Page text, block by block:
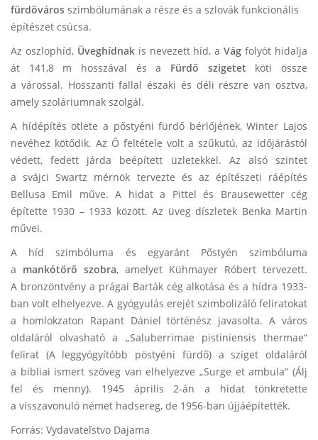
fürdőváros szimbólumának a része és a szlovák funkcionális
építészet csúcsa.
Az oszlophíd, ­Üveghídnak is nevezett híd, aVág folyót hidalja
át 141,8 m hosszával és a Fürdő szigetet
köti össze
a várossal. Hosszanti fallal északi és déli részre van osztva,
amely szoláriumnak szolgál.
A hídépítés ötlete a pőstyéni fürdő bérlőjének, Winter Lajos
nevéhez kötődik. Az Ő feltétele volt a szűkutú, az időjárástól
védett, fedett járda beépített üzletekkel. Az alsó szintet
a svájci Swartz mérnök tervezte és az építészeti ráépítés
Bellusa Emil műve. A hidat a Pittel és Brausewetter cég
építette 1930 – 1933 között. Az üveg díszletek Benka Martin
művei.
A híd szimbóluma és egyaránt Pőstyén szimbóluma
a mankótörő szobra, amelyet Kühmayer Róbert tervezett.
A bronzöntvény a prágai Barták cég alkotása és a hídra 1933-
ban volt elhelyezve. A gyógyulás erejét szimbolizáló feliratokat
a homlokzaton Rapant Dániel történész javasolta. A város
oldaláról olvasható a „Saluberrimae pistiniensis thermae“
felirat (A leggyógyítóbb pöstyéni fürdő) a sziget oldaláról
a bibliai ismert szöveg van elhelyezve „Surge et ambula“ (Álj
fel és menny). 1945 április 2-án a hidat tönkretette
a visszavonuló német hadsereg, de 1956-ban újjáépítették.
Forrás: Vydavateľstvo Dajama